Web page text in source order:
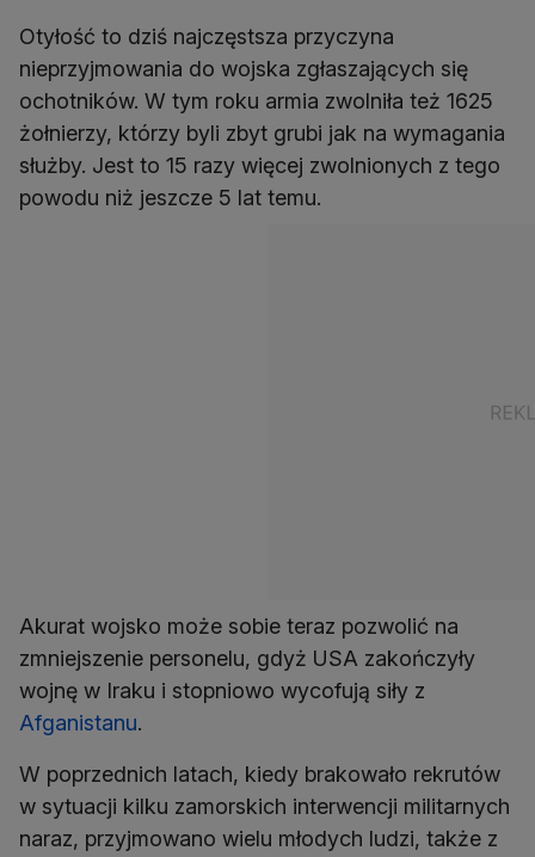
Otyłość to dziś najczęstsza przyczyna
nieprzyjmowania do wojska zgłaszających się
ochotników. W tym roku armia zwolniła też 1625
żołnierzy, którzy byli zbyt grubi jak na wymagania
służby. Jest to 15 razy więcej zwolnionych z tego
powodu niż jeszcze 5 lat temu.
Akurat wojsko może sobie teraz pozwolić na
zmniejszenie personelu, gdyż USA zakończyły
wojnę w Iraku i stopniowo wycofują siły z
Afganistanu.
W poprzednich latach, kiedy brakowało rekrutów
w sytuacji kilku zamorskich interwencji militarnych
naraz, przyjmowano wielu młodych ludzi, także z